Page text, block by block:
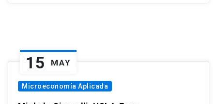
15 MAY
Microeconomía Aplicada